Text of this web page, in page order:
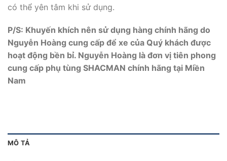
có thể yên tâm khi sử dụng.
P/S: Khuyến khích nên sử dụng hàng chính hãng do
Nguyễn Hoàng cung cấp để xe của Quý khách được
hoạt động bền bỉ. Nguyễn Hoàng là đơn vị tiên phong
cung cấp phụ tùng SHACMAN chính hãng tại Miền
Nam
MÔ TẢ